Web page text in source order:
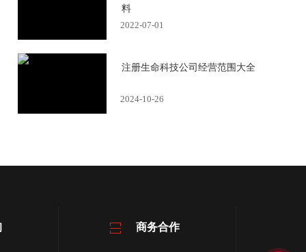
料
2022-07-01
注册生命科技公司经营范围大全
2024-10-26
商务合作